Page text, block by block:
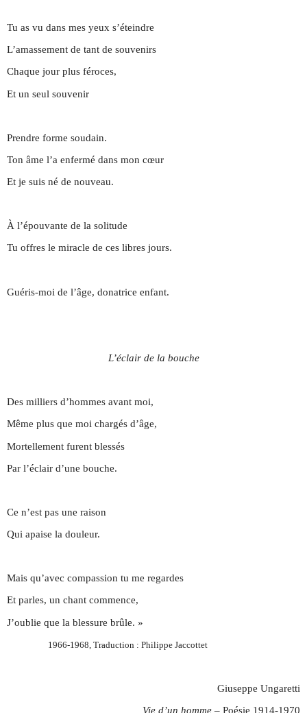
Tu as vu dans mes yeux s’éteindre
L’amassement de tant de souvenirs
Chaque jour plus féroces,
Et un seul souvenir
Prendre forme soudain.
Ton âme l’a enfermé dans mon cœur
Et je suis né de nouveau.
À l’épouvante de la solitude
Tu offres le miracle de ces libres jours.
Guéris-moi de l’âge, donatrice enfant.
L’éclair de la bouche
Des milliers d’hommes avant moi,
Même plus que moi chargés d’âge,
Mortellement furent blessés
Par l’éclair d’une bouche.
Ce n’est pas une raison
Qui apaise la douleur.
Mais qu’avec compassion tu me regardes
Et parles, un chant commence,
J’oublie que la blessure brûle. »
1966-1968, Traduction : Philippe Jaccottet
Giuseppe Ungaretti
Vie d’un homme– Poésie 1914-1970